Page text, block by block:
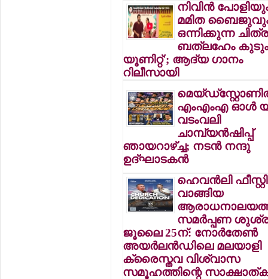
നിവിന്‍
മമിത
ഒന്നിക്കുന്ന
ബത്ലഹേം
യൂണിറ്റ്'; ആദ്യ ഗാനം
റിലീസായി
എംഎംഎ ഓള്‍
വടംവലി
ചാമ്പ്യന്‍ഷിപ്പ്
ഞായറാഴ്ച്ച; നടന്‍ നന്ദു
ഉദ്ഘാടകന്‍
ഹെവന്‍ലി
വാങ്ങിയ
സമര്‍പ്പണ
ജൂലൈ 25ന്: നോര്‍തേണ്‍
അയര്‍ലന്‍ഡിലെ മലയാളി
ക്രൈസ്തവ വിശ്വാസ
സമൂഹത്തിന്റെ